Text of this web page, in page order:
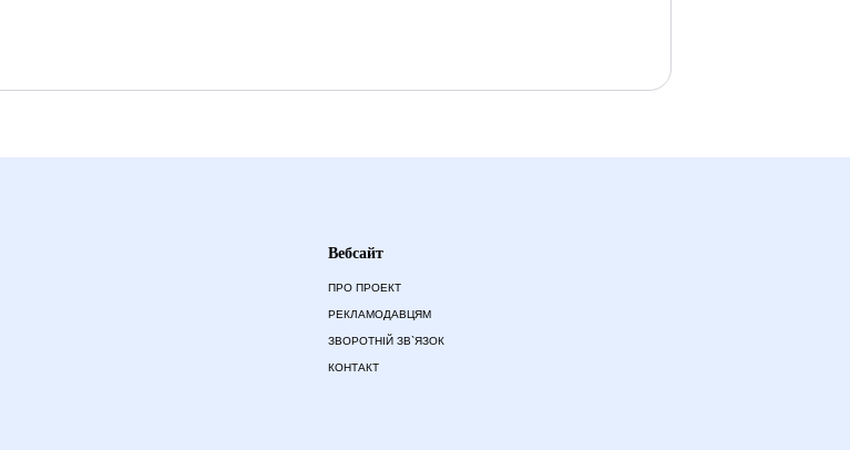
Вебсайт
ПРО ПРОЕКТ
РЕКЛАМОДАВЦЯМ
ЗВОРОТНІЙ ЗВ`ЯЗОК
КОНТАКТ